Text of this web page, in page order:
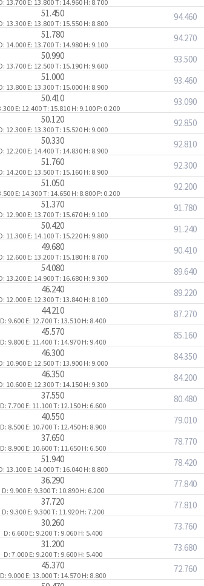
13.700 E: 13.800T: 14.960 H: 8.700
51.450
13.300 E: 13.800T: 15.550 H: 8.800
94.460
51.780
14.000 E: 13.700T: 14.980 H: 9.100
94.270
50.990
13.700 E: 12.500T: 15.190 H: 9.600
93.500
51.000
13.800 E: 13.300T: 15.000 H: 8.900
93.460
50.410
E: 12.400T: 15.810 H: 9.100 P: 0.200
93.090
50.120
12.300 E: 13.300T: 15.520 H: 9.000
92.850
50.330
12.200 E: 14.400T: 14.830 H: 8.900
92.810
51.760
14.200 E: 13.500T: 15.160 H: 8.900
92.300
51.050
E: 14.300T: 14.650 H: 8.800 P: 0.200
92.200
51.370
12.900 E: 13.700T: 15.670 H: 9.100
91.780
50.420
11.300 E: 14.100T: 15.220 H: 9.800
91.240
49.680
12.600 E: 13.200T: 15.180 H: 8.700
90.410
54.080
13.200 E: 14.900T: 16.680 H: 9.300
89.640
46.240
12.000 E: 12.300T: 13.840 H: 8.100
89.220
44.210
D: 9.600 E: 12.700T: 13.510 H: 8.400
87.270
45.570
D: 9.800 E: 11.400T: 14.970 H: 9.400
85.160
46.300
10.900 E: 12.500T: 13.900 H: 9.000
84.350
46.350
10.600 E: 12.300T: 14.150 H: 9.300
84.200
37.550
D: 7.700 E: 11.100T: 12.150 H: 6.600
80.480
40.550
D: 8.500 E: 10.700T: 12.450 H: 8.900
79.010
37.650
D: 8.900 E: 10.600T: 11.650 H: 6.500
78.770
51.940
13.100 E: 14.000T: 16.040 H: 8.800
78.420
36.290
D: 9.900 E: 9.300T: 10.890 H: 6.200
77.840
37.720
D: 9.300 E: 9.300T: 11.920 H: 7.200
77.810
30.260
D: 6.600 E: 9.200T: 9.060 H: 5.400
73.760
31.200
D: 7.000 E: 9.200T: 9.600 H: 5.400
73.680
45.370
D: 9.000 E: 13.000T: 14.570 H: 8.800
72.760